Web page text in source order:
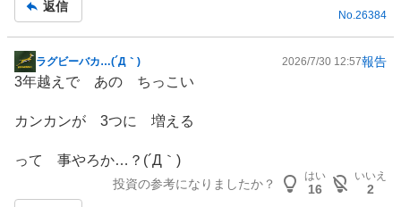
事
返信
No.26384
掲
示
記
ラグビーバカ…(´Д｀) 2026/7/30 12:57報告
3年越えで あの ちっこい
カンカンが 3つに 増える
って 事やろか…？(´Д｀)
投資の参考になりましたか？
はい
16
いいえ
2